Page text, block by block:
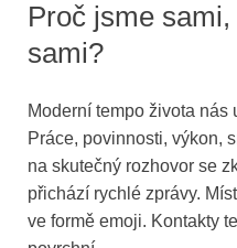
Proč jsme
sami?
Moderní tempo života nás
Práce, povinnosti, výkon,
na skutečný rozhovor se
přichází rychlé zprávy.
ve formě emoji. Kontakty